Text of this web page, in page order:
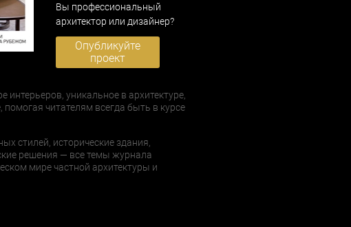
Вы профессиональный
архитектор или дизайнер?
Опубликуйте
проект
уникальное в архитектуре,
читателям всегда быть в курсе
стилей, исторические здания,
решения — все темы журнала
мире частной архитектуры и